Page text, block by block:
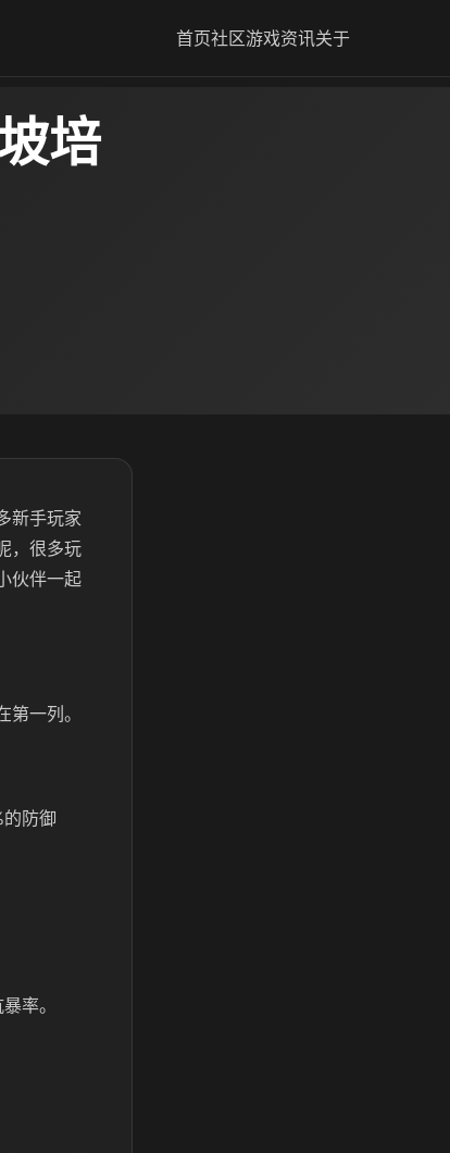
首页社区游戏资讯关于
培
新手玩家
，很多玩
伙伴一起
一列。
防御
率。